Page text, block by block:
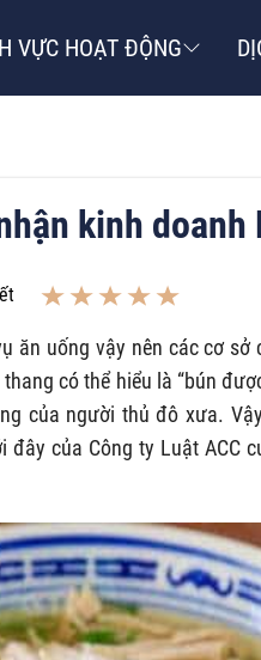
VỰC HOẠT ĐỘNG
kinh doanh
ăn uống vậy nên các cơ sở
có thể hiểu là “bún
của người thủ đô xưa.
của Công ty Luật ACC